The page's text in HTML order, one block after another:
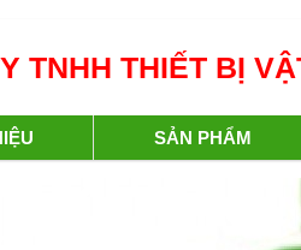
TNHH THIẾT BỊ
SẢN PHẨM